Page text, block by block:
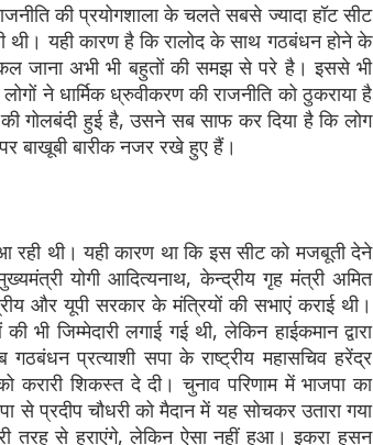
की प्रयोगशाला के चलते सबसे ज्यादा हॉट सीट
थी। यही कारण है कि रालोद के साथ गठबंधन होने के
जाना अभी भी बहुतों की समझ से परे है। इससे भी
ने धार्मिक ध्रुवीकरण की राजनीति को ठुकराया है
गोलबंदी हुई है, उसने सब साफ कर दिया है कि लोग
बाखूबी बारीक नजर रखे हुए हैं।
थी। यही कारण था कि इस सीट को मजबूती देने
योगी आदित्यनाथ, केन्द्रीय गृह मंत्री अमित
और यूपी सरकार के मंत्रियों की सभाएं कराई थी।
भी जिम्मेदारी लगाई गई थी, लेकिन हाईकमान द्वारा
प्रत्याशी सपा के राष्ट्रीय महासचिव हरेंद्र
करारी शिकस्त दे दी। चुनाव परिणाम में भाजपा का
से प्रदीप चौधरी को मैदान में यह सोचकर उतारा गया
तरह से हराएंगे, लेकिन ऐसा नहीं हुआ। इकरा हसन